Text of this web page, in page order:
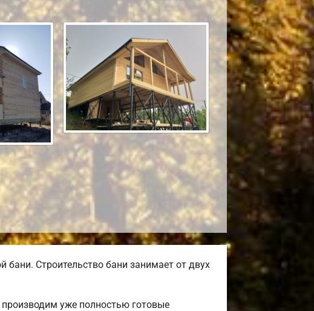
бани. Строительство бани занимает от двух
уже полностью готовые